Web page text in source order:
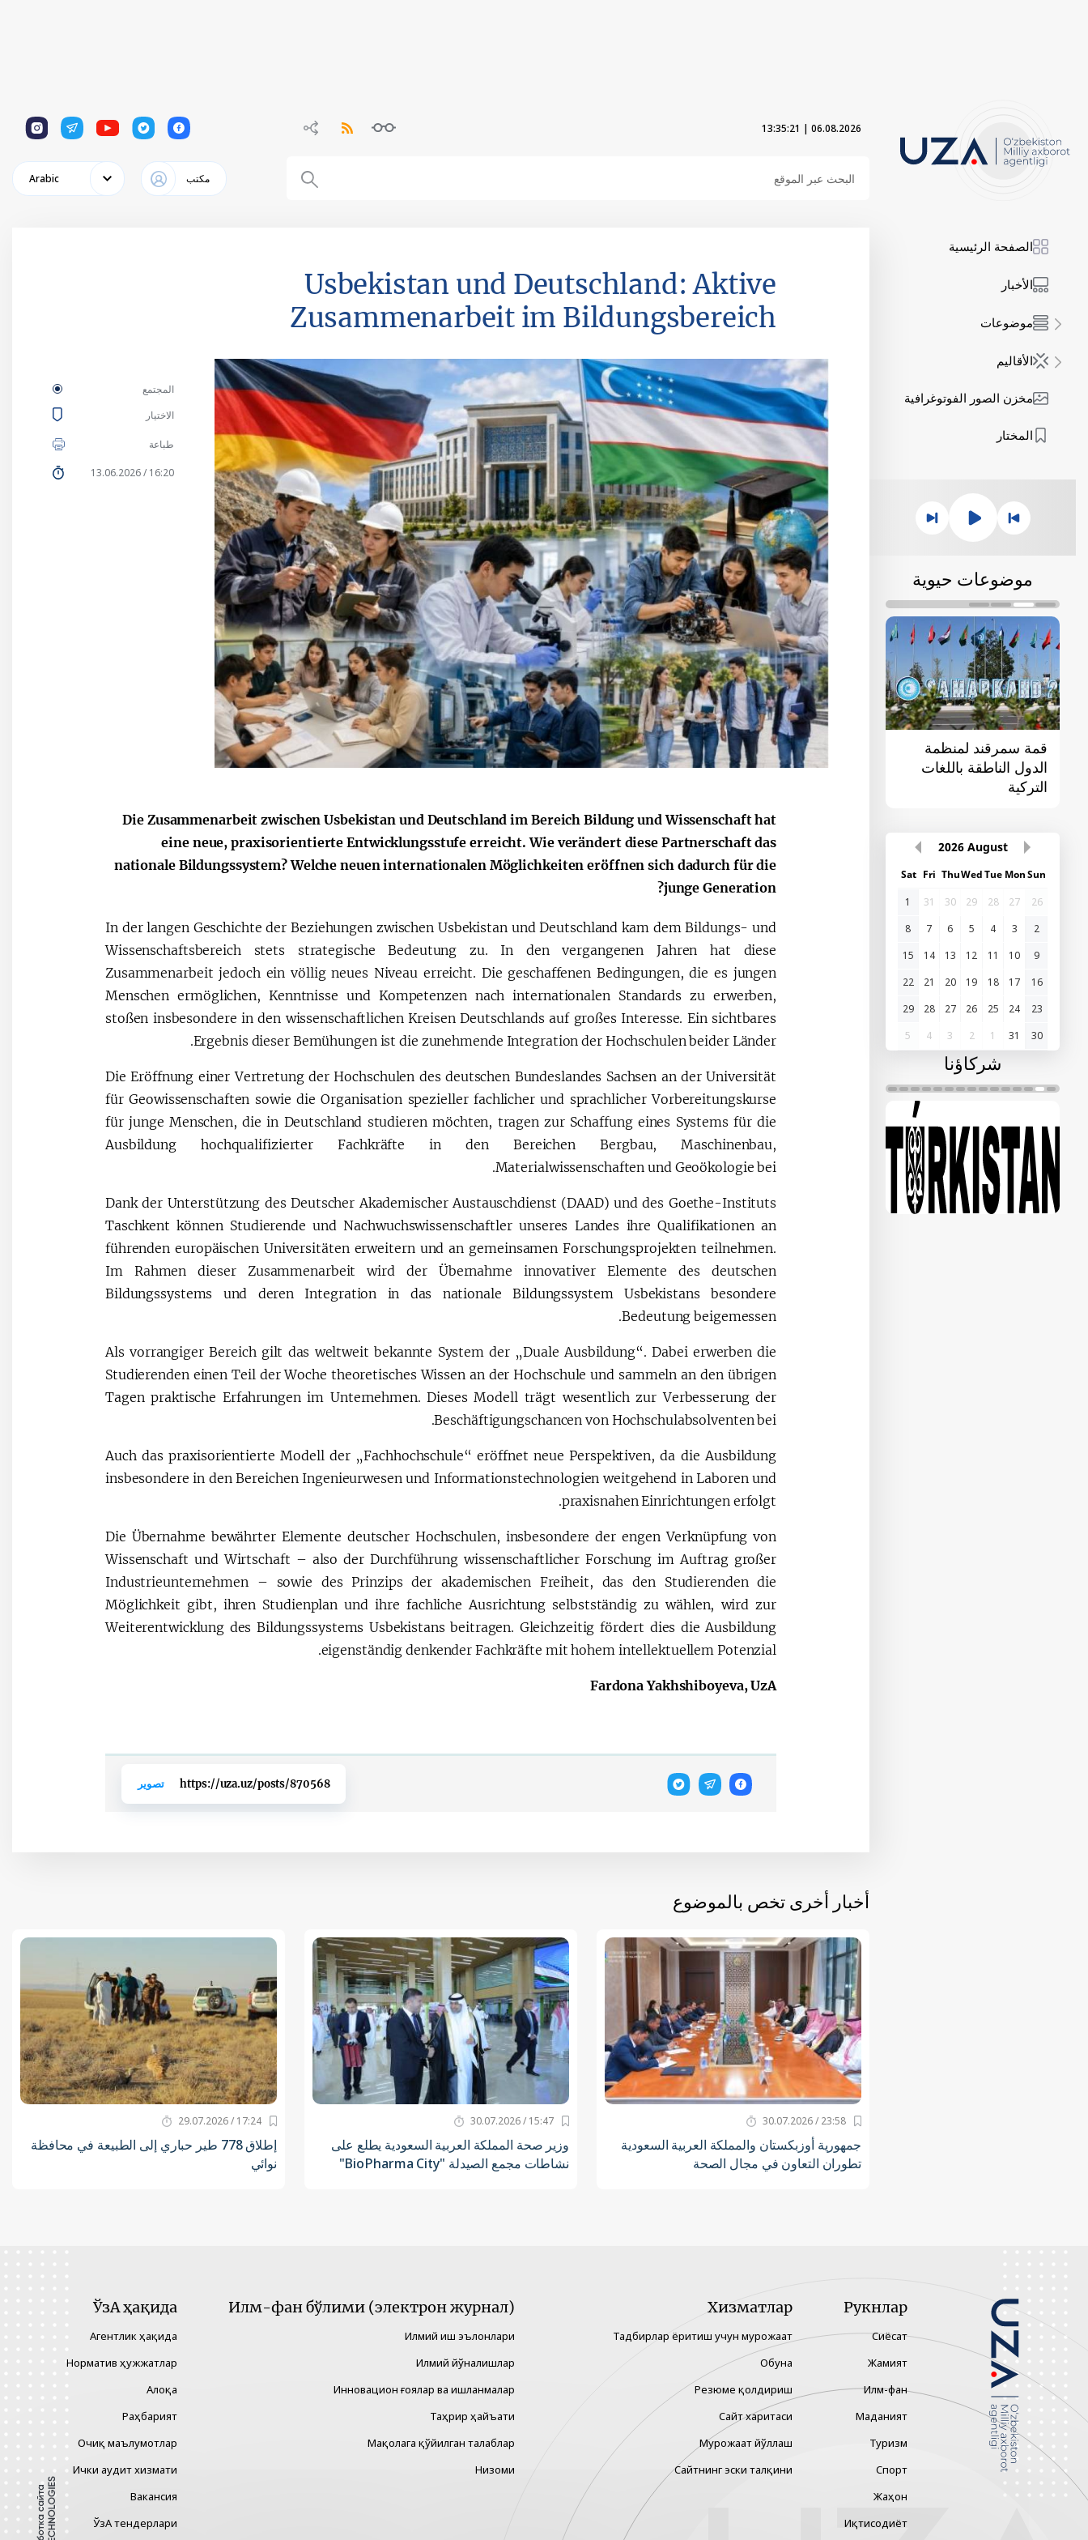
06.08.2026
|
13:35:22
1
1
1
1
1
مكتب Arabic
الصفحة الرئيسية
الأخبار
موضوعات
الأقاليم
مخزن الصور الفوتوغرافية
المختار
موضوعات حيوية
قمة سمرقند لمنظمة
الدول الناطقة باللغات
التركية
القمة الأولى "آسيا
الوسطى - الصين"
الإصلاحات الدستورية
August
2026
Sun
Mon
Tue
Wed
Thu
Fri
Sat
26
27
28
29
30
31
1
2
3
4
5
6
7
8
9
10
11
12
13
14
15
16
17
18
19
20
21
22
23
24
25
26
27
28
29
30
31
1
2
3
4
5
شركاؤنا
Usbekistan und Deutschland: Aktive
Zusammenarbeit im Bildungsbereich
المجتمع
الاختيار
طباعة
16:20 / 13.06.2026
Die Zusammenarbeit zwischen Usbekistan und Deutschland im Bereich Bildung und Wissenschaft hat
eine neue, praxisorientierte Entwicklungsstufe erreicht. Wie verändert diese Partnerschaft das
nationale Bildungssystem? Welche neuen internationalen Möglichkeiten eröffnen sich dadurch für die
junge Generation?
In der langen Geschichte der Beziehungen zwischen Usbekistan und Deutschland kam dem Bildungs- und
Wissenschaftsbereich stets strategische Bedeutung zu. In den vergangenen Jahren hat diese
Zusammenarbeit jedoch ein völlig neues Niveau erreicht. Die geschaffenen Bedingungen, die es jungen
Menschen ermöglichen, Kenntnisse und Kompetenzen nach internationalen Standards zu erwerben,
stoßen insbesondere in den wissenschaftlichen Kreisen Deutschlands auf großes Interesse. Ein sichtbares
Ergebnis dieser Bemühungen ist die zunehmende Integration der Hochschulen beider Länder.
Die Eröffnung einer Vertretung der Hochschulen des deutschen Bundeslandes Sachsen an der Universität
für Geowissenschaften sowie die Organisation spezieller fachlicher und sprachlicher Vorbereitungskurse
für junge Menschen, die in Deutschland studieren möchten, tragen zur Schaffung eines Systems für die
Ausbildung hochqualifizierter Fachkräfte in den Bereichen Bergbau, Maschinenbau,
Materialwissenschaften und Geoökologie bei.
Dank der Unterstützung des Deutscher Akademischer Austauschdienst (DAAD) und des Goethe-Instituts
Taschkent können Studierende und Nachwuchswissenschaftler unseres Landes ihre Qualifikationen an
führenden europäischen Universitäten erweitern und an gemeinsamen Forschungsprojekten teilnehmen.
Im Rahmen dieser Zusammenarbeit wird der Übernahme innovativer Elemente des deutschen
Bildungssystems und deren Integration in das nationale Bildungssystem Usbekistans besondere
Bedeutung beigemessen.
Als vorrangiger Bereich gilt das weltweit bekannte System der „Duale Ausbildung“. Dabei erwerben die
Studierenden einen Teil der Woche theoretisches Wissen an der Hochschule und sammeln an den übrigen
Tagen praktische Erfahrungen im Unternehmen. Dieses Modell trägt wesentlich zur Verbesserung der
Beschäftigungschancen von Hochschulabsolventen bei.
Auch das praxisorientierte Modell der „Fachhochschule“ eröffnet neue Perspektiven, da die Ausbildung
insbesondere in den Bereichen Ingenieurwesen und Informationstechnologien weitgehend in Laboren und
praxisnahen Einrichtungen erfolgt.
Die Übernahme bewährter Elemente deutscher Hochschulen, insbesondere der engen Verknüpfung von
Wissenschaft und Wirtschaft – also der Durchführung wissenschaftlicher Forschung im Auftrag großer
Industrieunternehmen – sowie des Prinzips der akademischen Freiheit, das den Studierenden die
Möglichkeit gibt, ihren Studienplan und ihre fachliche Ausrichtung selbstständig zu wählen, wird zur
Weiterentwicklung des Bildungssystems Usbekistans beitragen. Gleichzeitig fördert dies die Ausbildung
eigenständig denkender Fachkräfte mit hohem intellektuellem Potenzial.
Fardona Yakhshiboyeva, UzA
https://uza.uz/posts/870568 تصوير
أخبار أخرى تخص بالموضوع
23:58 / 30.07.2026
جمهورية أوزبكستان والمملكة العربية السعودية
تطوران التعاون في مجال الصحة
15:47 / 30.07.2026
وزير صحة المملكة العربية السعودية يطلع على
نشاطات مجمع الصيدلة "BioPharma City"
17:24 / 29.07.2026
إطلاق 778 طير حباري إلى الطبيعة في محافظة
نوائي
Рукнлар
Сиёсат
Жамият
Илм-фан
Маданият
Туризм
Спорт
Жаҳон
Иқтисодиёт
Хизматлар
Тадбирлар ёритиш учун мурожаат
Обуна
Резюме қолдириш
Сайт харитаси
Мурожаат йўллаш
Сайтнинг эски талқини
Илм-фан бўлими (электрон журнал)
Илмий иш эълонлари
Илмий йўналишлар
Инновацион ғоялар ва ишланмалар
Таҳрир ҳайъати
Мақолага қўйилган талаблар
Низоми
ЎзА ҳақида
Агентлик ҳақида
Норматив ҳужжатлар
Алоқа
Раҳбарият
Очиқ маълумотлар
Ички аудит хизмати
Вакансия
ЎзА тендерлари